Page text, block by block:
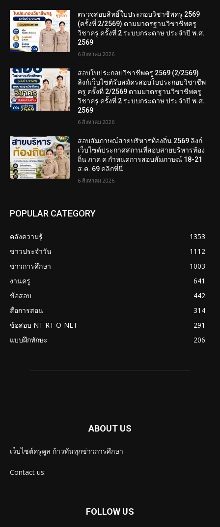
ตรวจสอบสิทธิ์ใบประกอบวิชาชีพครู 2569
(ครั้งที่ 2/2569) ตามมาตรฐานวิชาชีพครู
วิชาครู ครั้งที่ 2 ระบบกระดาษ ประจำปี พ.ศ.
2569
6 สิงหาคม 2026
สอบใบประกอบวิชาชีพครู 2569 (2/2569)
ลิงก์เว็บไซต์รับสมัครสอบใบประกอบวิชาชีพ
ครู ครั้งที่ 2/2569 ตามมาตรฐานวิชาชีพครู
วิชาครู ครั้งที่ 2 ระบบกระดาษ ประจำปี พ.ศ.
2569
6 สิงหาคม 2026
สอบสัมภาษณ์สายบริหารท้องถิ่น 2569 ลิงก์
เว็บไซต์ประกาศสถานที่สอบสายบริหารท้อง
ถิ่น ภาค ค กำหนดการสอบสัมภาษณ์ 18-21
ส.ค. 69 คลิกที่นี่
6 สิงหาคม 2026
POPULAR CATEGORY
คลังความรู้
1353
ข่าวประจำวัน
1112
ข่าวการศึกษา
1003
งานครู
641
ข้อสอบ
442
สื่อการสอน
314
ข้อสอบ NT RT O-NET
291
แบบฝึกทักษะ
206
ABOUT US
เว็บไซต์ครูคูล ก้าวทันทุกข่าวการศึกษา
Contact us:
FOLLOW US